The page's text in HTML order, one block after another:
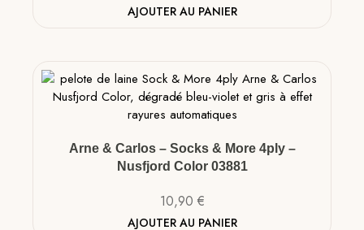
AJOUTER AU PANIER
Arne & Carlos – Socks & More 4ply –
Nusfjord Color 03881
10,90 €
AJOUTER AU PANIER